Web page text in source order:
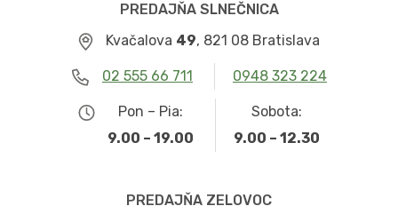
PREDAJŇA SLNEČNICA
Kvačalova 49, 821 08 Bratislava
02 555 66 711 0948 323 224
Pon – Pia:
9.00 – 19.00
Sobota:
9.00 – 12.30
PREDAJŇA ZELOVOC